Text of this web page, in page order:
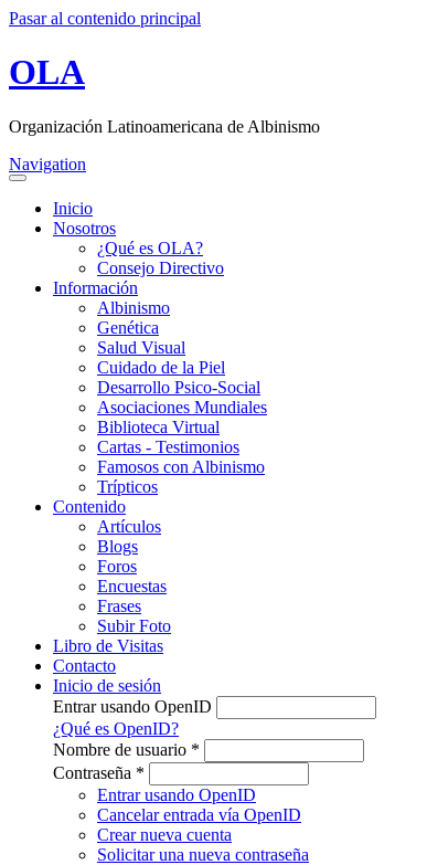
Pasar al contenido principal
OLA
Organización Latinoamericana de Albinismo
Navigation
Inicio
Nosotros
¿Qué es OLA?
Consejo Directivo
Información
Albinismo
Genética
Salud Visual
Cuidado de la Piel
Desarrollo Psico-Social
Asociaciones Mundiales
Biblioteca Virtual
Cartas - Testimonios
Famosos con Albinismo
Trípticos
Contenido
Artículos
Blogs
Foros
Encuestas
Frases
Subir Foto
Libro de Visitas
Contacto
Inicio de sesión
Entrar usando OpenID
¿Qué es OpenID?
Nombre de usuario *
Contraseña *
Entrar usando OpenID
Cancelar entrada vía OpenID
Crear nueva cuenta
Solicitar una nueva contraseña